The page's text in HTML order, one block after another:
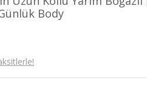
Body